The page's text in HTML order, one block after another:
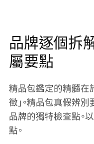
品牌逐個拆
屬要點
精品包鑑定的精髓在
徵」。精品包真假辨
品牌的獨特檢查點。
點。